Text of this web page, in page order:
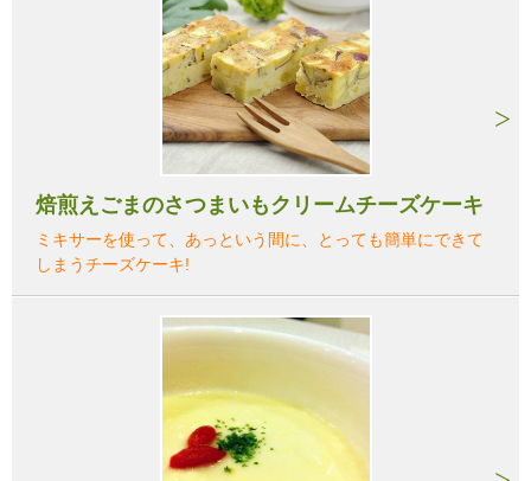
焙煎えごまのさつまいもクリームチーズケーキ
ミキサーを使って、あっという間に、とっても簡単にできて
しまうチーズケーキ!